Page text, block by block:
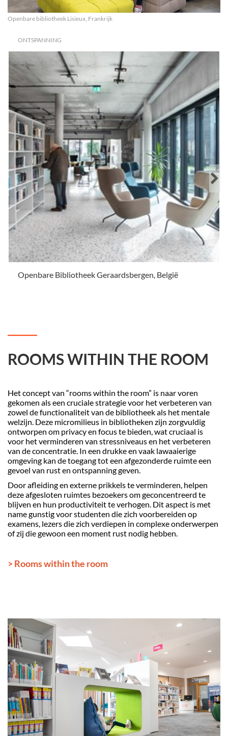
Openbare bibliotheek Lisieux, Frankrijk
ONTSPANNING
Openbare Bibliotheek Geraardsbergen, België
ROOMS WITHIN THE ROOM
Het concept van “rooms within the room” is naar voren
gekomen als een cruciale strategie voor het verbeteren van
zowel de functionaliteit van de bibliotheek als het mentale
welzijn. Deze micromilieus in bibliotheken zijn zorgvuldig
ontworpen om privacy en focus te bieden, wat cruciaal is
voor het verminderen van stressniveaus en het verbeteren
van de concentratie. In een drukke en vaak lawaaierige
omgeving kan de toegang tot een afgezonderde ruimte een
gevoel van rust en ontspanning geven.
Door afleiding en externe prikkels te verminderen, helpen
deze afgesloten ruimtes bezoekers om geconcentreerd te
blijven en hun productiviteit te verhogen. Dit aspect is met
name gunstig voor studenten die zich voorbereiden op
examens, lezers die zich verdiepen in complexe onderwerpen
of zij die gewoon een moment rust nodig hebben.
> Rooms within the room